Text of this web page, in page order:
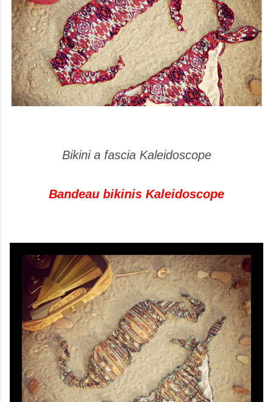
Bikini a fascia Kaleidoscope
Bandeau bikinis Kaleidoscope